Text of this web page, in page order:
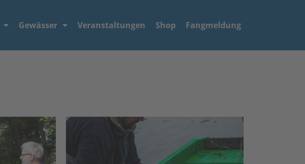
Gewässer Veranstaltungen Shop Fangmeldung